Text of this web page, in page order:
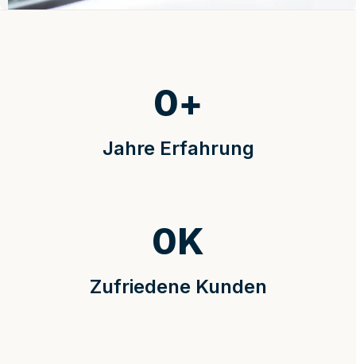
Jahre Erfahrung
0+
Zufriedene Kunden
0K